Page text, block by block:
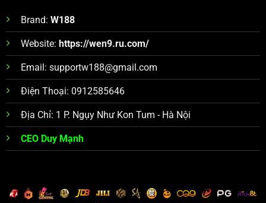
Brand: W188
Website: https://wen9.ru.com/
Email: supportw188@gmail.com
Điện Thoại: 0912585646
Địa Chỉ: 1 P. Ngụy Như Kon Tum - Hà Nội
CEO Duy Mạnh